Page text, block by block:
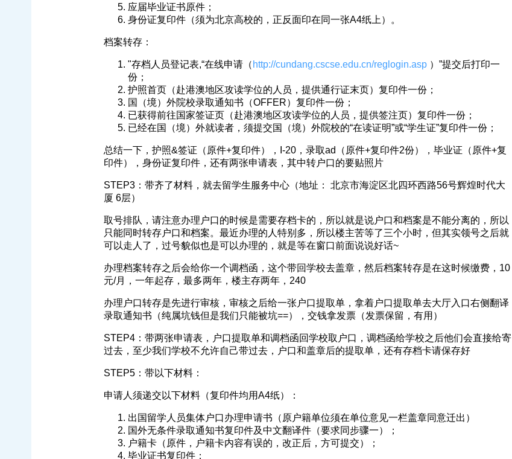
应届毕业证书原件；
身份证复印件（须为北京高校的，正反面印在同一张A4纸上）。
档案转存：
"存档人员登记表,“在线申请（ http://cundang.cscse.edu.cn/reglogin.asp ）”提交后打印一
份；
护照首页（赴港澳地区攻读学位的人员，提供通行证末页）复印件一份；
国（境）外院校录取通知书（OFFER）复印件一份；
已获得前往国家签证页（赴港澳地区攻读学位的人员，提供签注页）复印件一份；
已经在国（境）外就读者，须提交国（境）外院校的“在读证明”或“学生证”复印件一份；
总结一下，护照&签证（原件+复印件），I-20，录取ad（原件+复印件2份），毕业证（原件+复
印件），身份证复印件，还有两张申请表，其中转户口的要贴照片
STEP3：带齐了材料，就去留学生服务中心（地址： 北京市海淀区北四环西路56号辉煌时代大
厦 6层）
取号排队，请注意办理户口的时候是需要存档卡的，所以就是说户口和档案是不能分离的，所以
只能同时转存户口和档案。最近办理的人特别多，所以楼主苦等了三个小时，但其实领号之后就
可以走人了，过号貌似也是可以办理的，就是等在窗口前面说说好话~
办理档案转存之后会给你一个调档函，这个带回学校去盖章，然后档案转存是在这时候缴费，10
元/月，一年起存，最多两年，楼主存两年，240
办理户口转存是先进行审核，审核之后给一张户口提取单，拿着户口提取单去大厅入口右侧翻译
录取通知书（纯属坑钱但是我们只能被坑==），交钱拿发票（发票保留，有用）
STEP4：带两张申请表，户口提取单和调档函回学校取户口，调档函给学校之后他们会直接给寄
过去，至少我们学校不允许自己带过去，户口和盖章后的提取单，还有存档卡请保存好
STEP5：带以下材料：
申请人须递交以下材料（复印件均用A4纸）：
出国留学人员集体户口办理申请书（原户籍单位须在单位意见一栏盖章同意迁出）
国外无条件录取通知书复印件及中文翻译件（要求同步骤一）；
户籍卡（原件，户籍卡内容有误的，改正后，方可提交）；
毕业证书复印件；